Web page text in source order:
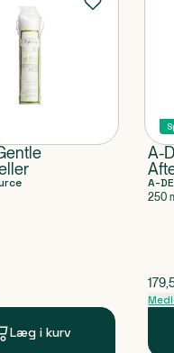
pris
Læg i kurv
A-
A-
250
$